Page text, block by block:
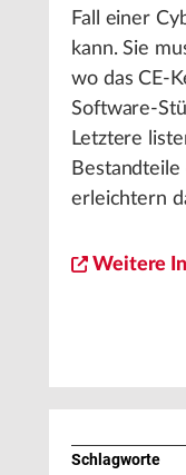
Fall einer
kann. Sie
wo das CE-
Software-
Letztere
erleichtern
Weitere
Schlagworte